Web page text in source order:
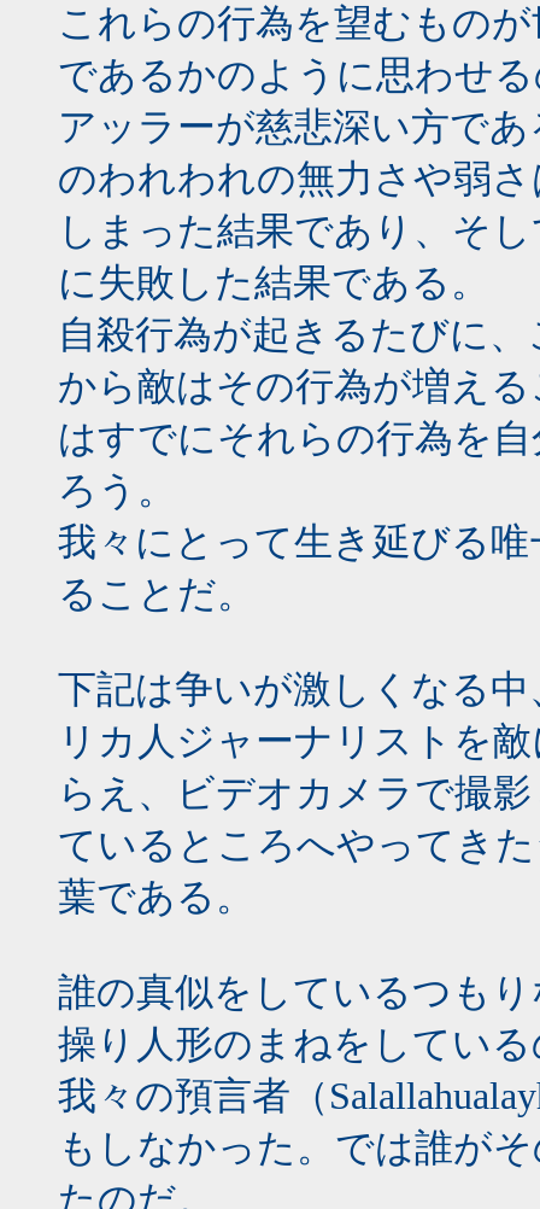
これらの行為を望むもの
であるかのように思わせ
アッラーが慈悲深い方で
のわれわれの無力さや弱
しまった結果であり、そ
に失敗した結果である。
自殺行為が起きるたびに
から敵はその行為が増え
はすでにそれらの行為を
ろう。
我々にとって生き延びる
ることだ。
下記は争いが激しくなる
リカ人ジャーナリストを
らえ、ビデオカメラで撮
ているところへやってき
葉である。
誰の真似をしているつも
操り人形のまねをしてい
我々の預言者（
もしなかった。では誰が
たのだ。